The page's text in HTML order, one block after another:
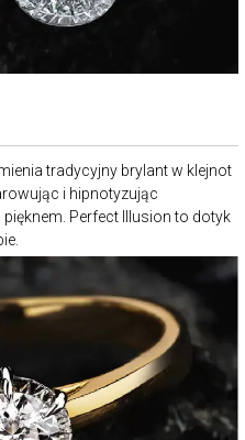
tradycyjny brylant w klejnot
i hipnotyzując
Perfect Illusion to dotyk